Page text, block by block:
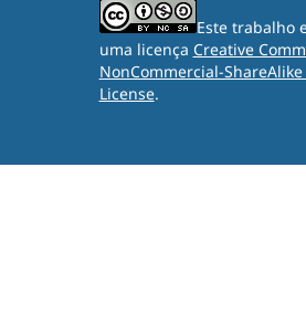
Este trabalho
uma licença Creative
NonCommercial-
License.